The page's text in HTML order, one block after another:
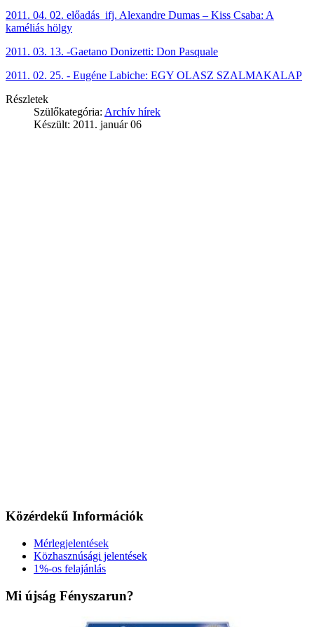
2011. 04. 02. előadás ifj. Alexandre Dumas – Kiss Csaba: A
kaméliás hölgy
2011. 03. 13. -Gaetano Donizetti: Don Pasquale
2011. 02. 25. - Eugéne Labiche: EGY OLASZ SZALMAKALAP
Részletek
Szülőkategória: Archív hírek
Készült: 2011. január 06
Közérdekű Információk
Mérlegjelentések
Közhasznúsági jelentések
1%-os felajánlás
Mi újság Fényszarun?